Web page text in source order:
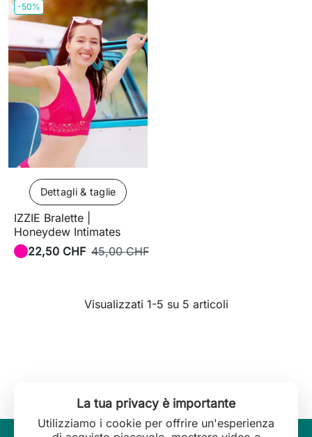
-50%
Dettagli & taglie
IZZIE Bralette |
Honeydew Intimates
22,50 CHF 45,00 CHF
Visualizzati 1-5 su 5 articoli
La tua privacy è importante
Utilizziamo i cookie per offrire un'esperienza